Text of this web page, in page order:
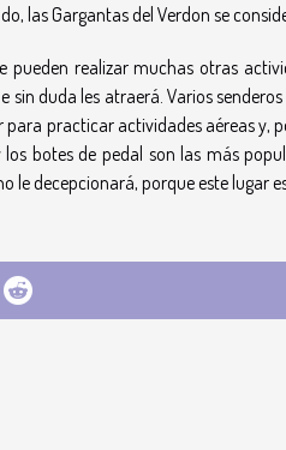
las Gargantas del Verdon se
pueden realizar muchas otras
sin duda les atraerá. Varios
practicar actividades aéreas y,
botes de pedal son las más
le decepcionará, porque este lugar